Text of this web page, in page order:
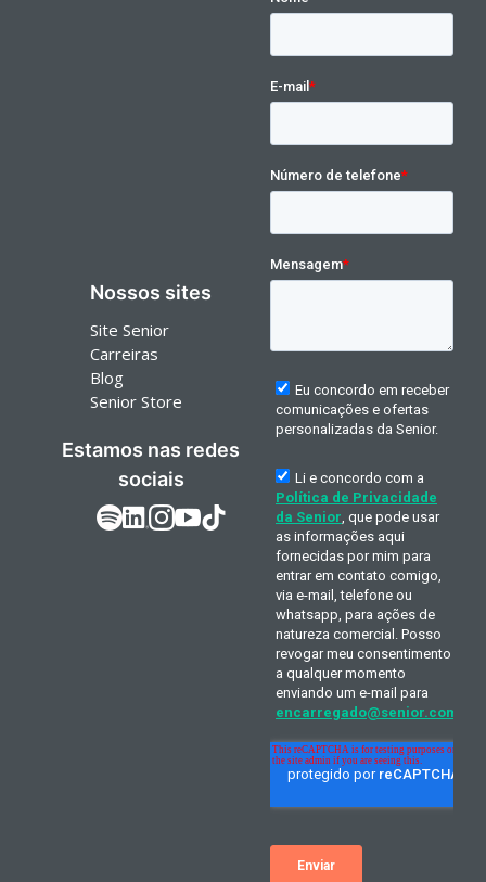
Nossos sites
Site Senior
Carreiras
Blog
Senior Store
Estamos nas redes
sociais